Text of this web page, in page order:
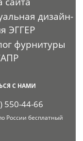
дизайн-
ЭГГЕР
фурнитуры
С НАМИ
550-44-66
России бесплатный